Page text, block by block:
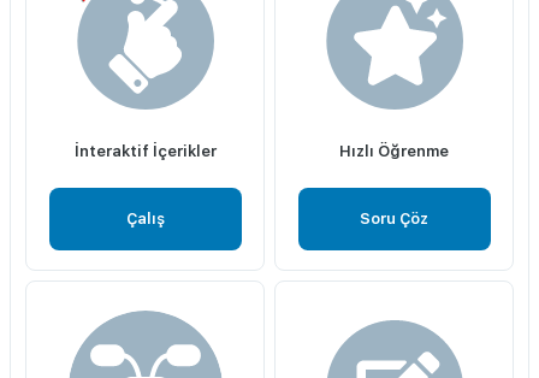
İnteraktif İçerikler
Çalış
Hızlı Öğrenme
Soru Çöz